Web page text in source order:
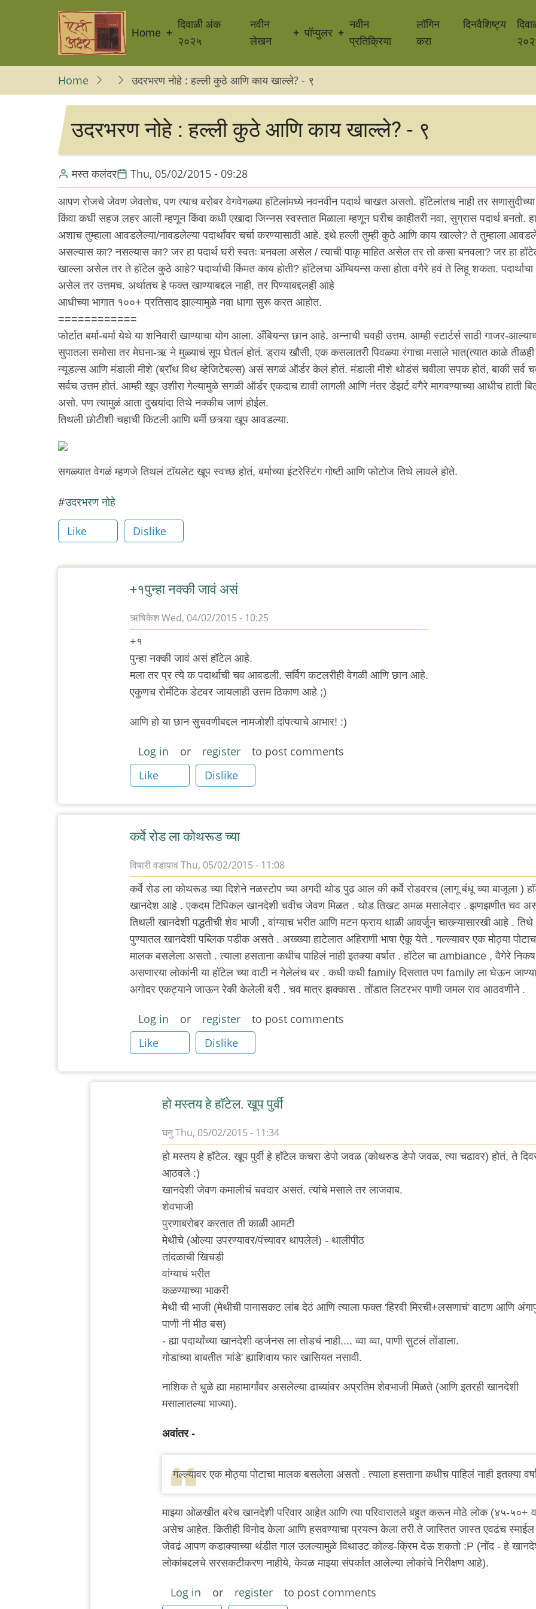
navigation
Home
दिवाळी अंक
२०२५
नवीन
लेखन
पॉप्युलर
नवीन
प्रतिक्रिया
लॉगिन
करा
दिनवैशिष्ट्य
Home उदरभरण नोहे : हल्ली कुठे आणि काय खाल्ले? - ९
उदरभरण नोहे : हल्ली कुठे आणि काय खाल्ले? - ९
मस्त कलंदर Thu, 05/02/2015 - 09:28
आपण रोजचे जेवण जेवतोच, पण त्याच बरोबर वेगवेगळ्या हॉटेलांमध्ये नवनवीन पदार्थ चाखत असतो. हॉटेलांतच नाही तर सणासुदीच्या
किंवा कधी सहज लहर आली म्हणून किंवा कधी एखादा जिन्नस स्वस्तात मिळाला म्हणून घरीच काहीतरी नवा, सुग्रास पदार्थ बनतो. हा
अशाच तुम्हाला आवडलेल्या/नावडलेल्या पदार्थांवर चर्चा करण्यासाठी आहे. इथे हल्ली तुम्ही कुठे आणि काय खाल्ले? ते तुम्हाला
असल्यास का? नसल्यास का? जर हा पदार्थ घरी स्वतः बनवला असेल / त्याची पाकृ माहित असेल तर तो कसा बनवला? जर हा
खाल्ला असेल तर ते हॉटेल कुठे आहे? पदार्थाची किंमत काय होती? हॉटेलचा अ‍ॅम्बियन्स कसा होता वगैरे हवं ते लिहू शकता. पदार्थाचा
असेल तर उत्तमच. अर्थातच हे फक्त खाण्याबद्दल नाही, तर पिण्याबद्दलही आहे
आधीच्या भागात १००+ प्रतिसाद झाल्यामुळे नवा धागा सुरू करत आहोत.
============
फोर्टात बर्मा-बर्मा येथे या शनिवारी खाण्याचा योग आला. अँबियन्स छान आहे. अन्नाची चवही उत्तम. आम्ही स्टार्टर्स साठी गाजर-
सुपातला समोसा तर मेघना-ऋ ने मुळ्याचं सूप घेतलं होतं. ड्राय खौसी, एक कसलातरी पिवळ्या रंगाचा मसाले भात(त्यात काळे तीळही
न्यूडल्स आणि मंडाली मीशे (ब्रॉथ विथ व्हेजिटेबल्स) असं सगळं ऑर्डर केलं होतं. मंडाली मीशे थोडंसं चवीला सपक होतं, बाकी सर्व
सर्वच उत्तम होतं. आम्ही खूप उशीरा गेल्यामुळे सगळी ऑर्डर एकदाच द्यावी लागली आणि नंतर डेझर्ट वगैरे मागवण्याच्या आधीच हाती
असो. पण त्यामुळं आता दुसर्‍यांदा तिथे नक्कीच जाणं होईल.
तिथली छोटीशी चहाची किटली आणि बर्मी छत्र्या खूप आवडल्या.
सगळ्यात वेगळं म्हणजे तिथलं टॉयलेट खूप स्वच्छ होतं, बर्माच्या इंटरेस्टिंग गोष्टी आणि फोटोज तिथे लावले होते.
उदरभरण नोहे
Like Dislike
+१पुन्हा नक्की जावं असं
ऋषिकेशWed, 04/02/2015 - 10:25
+१
पुन्हा नक्की जावं असं हॉटेल आहे.
मला तर प्र त्ये क पदार्थाची चव आवडली. सर्विग कटलरीही वेगळी आणि छान आहे.
एकुणच रोमँटिक डेटवर जायलाही उत्तम ठिकाण आहे ;)
आणि हो या छान सुचवणीबद्दल नामजोशी दांपत्याचे आभार! :)
Log in or register
to post comments
Like
Dislike
कर्वे रोड ला कोथरूड च्या
विषारी वडापावThu, 05/02/2015 - 11:08
कर्वे रोड ला कोथरूड च्या दिशेने नळस्टोप च्या अगदी थोड पुढ आल की कर्वे रोडवरच (लागू बंधू च्या बाजूला )
खानदेश आहे . एकदम टिपिकल खानदेशी चवीच जेवण मिळत . थोड तिखट अमळ मसालेदार . झणझणीत चव
तिथली खानदेशी पद्धतीची शेव भाजी , वांग्याच भरीत आणि मटन फ्राय थाळी आवर्जून चाख्न्यासारखी आहे . तिथे
पुण्यातल खानदेशी पब्लिक पडीक असते . अख्ख्या हाटेलात अहिराणी भाषा ऐकू येते . गल्ल्यावर एक मोठ्या
मालक बसलेला असतो . त्याला हसताना कधीच पाहिलं नाही इतक्या वर्षात . हॉटेल चा ambiance , वैगेरे निकष
असणारया लोकांनी या हॉटेल च्या वाटी न गेलेलंच बर . कधी कधी family दिसतात पण family ला घेऊन जाण्या
अगोदर एकट्याने जाऊन रेकी केलेली बरी . चव मात्र झक्कास . तोंडात लिटरभर पाणी जमल राव आठवणीने .
Log in or register
to post comments
Like
Dislike
हो मस्तय हे हॉटेल. खूप पुर्वी
घनुThu, 05/02/2015 - 11:34
In
reply
कर्वे
ला
कोथरूड
च्या
विषारी
वडापाव
हो मस्तय हे हॉटेल. खूप पुर्वी हे हॉटेल कचरा डेपो जवळ (कोथरुड डेपो जवळ, त्या चढावर) होतं, ते
आठवले :)
खानदेशी जेवण कमालीचं चवदार असतं. त्यांचे मसाले तर लाजवाब.
शेवभाजी
पुरणाबरोबर करतात ती काळी आमटी
मेथीचे (ओल्या उपरण्यावर/पंच्यावर थापलेलं) - थालीपीठ
तांदळाची खिचडी
वांग्याचं भरीत
कळण्याच्या भाकरी
मेथी ची भाजी (मेथीची पानासकट लांब देठं आणि त्याला फक्त 'हिरवी मिरची+लसणाचं' वाटण आणि
पाणी नी मीठ बस)
- ह्या पदार्थांच्या खानदेशी व्हर्जनस ला तोडचं नाही.... व्वा व्वा, पाणी सुटलं तोंडाला.
गोडाच्या बाबतीत 'मांडे' ह्याशिवाय फार खासियत नसावी.
नाशिक ते धुळे ह्या महामार्गांवर असलेल्या ढाब्यांवर अप्रतिम शेवभाजी मिळते (आणि इतरही खानदेशी
मसालातल्या भाज्या).
अवांतर -
गल्ल्यावर एक मोठ्या पोटाचा मालक बसलेला असतो . त्याला हसताना कधीच पाहिलं नाही इतक्या
माझ्या ओळखीत बरेच खानदेशी परिवार आहेत आणि त्या परिवारातले बहुत करून मोठे लोक (४५-५०+
असेच आहेत. कितीही विनोद केला आणि हसवण्याचा प्रयत्न केला तरी ते जास्तित जास्त एवढंच स्माईल
जेवढं आपण कडाक्याच्या थंडीत गाल उलल्यामुळे विथाउट कोल्ड-क्रिम देऊ शकतो :P (नोंद - हे
लोकांबद्दलचे सरसकटीकरण नाहीये, केवळ माझ्या संपर्कात आलेल्या लोकांचे निरीक्षण आहे).
Log in or register
to post comments